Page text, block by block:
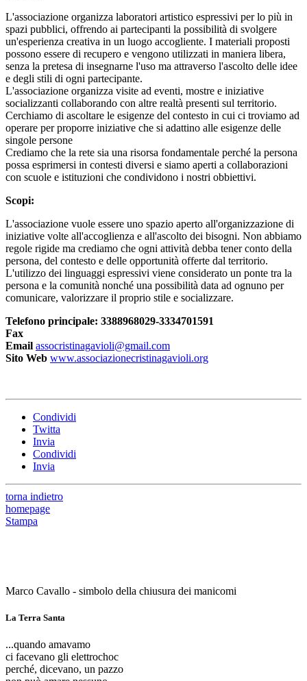
L'associazione organizza laboratori artistico espressivi per lo più in
spazi pubblici, offrendo ai partecipanti la possibilità di svolgere
un'esperienza creativa in un luogo accogliente. I materiali proposti
possono essere di recupero e vengono utilizzati in maniera libera,
senza la pretesa di insegnarne l'uso ma attraverso l'ascolto delle idee
e degli stili di ogni partecipante.
L'associazione organizza visite ad eventi, mostre e iniziative
socializzanti collaborando con altre realtà presenti sul territorio.
Cerchiamo di ascoltare le esigenze del contesto in cui ci troviamo ad
operare per proporre iniziative che si adattino alle esigenze delle
singole persone
Crediamo che la rete sia una risorsa fondamentale perché la persona
possa esprimersi in contesti diversi e siamo aperti a collaborazioni
con scuole e istituzioni che condividono i nostri obbiettivi.
Scopi:
L'associazione vuole essere uno spazio aperto all'organizzazione di
iniziative volte all'accoglienza e all'ascolto dei bisogni. Non abbiamo
regole rigide ma crediamo che ogni attività debba tener conto della
persona, del contesto e delle opportunità offerte dal territorio.
L'utilizzo dei linguaggi espressivi viene considerato un ponte tra la
persona e la comunità nonché una possibilità data ad ognuno per
comunicare, valorizzare il proprio stile e socializzare.
Telefono principale: 3388968029-3334701591
Fax
Email assocristinagavioli@gmail.com
Sito Web www.associazionecristinagavioli.org
Condividi
Twitta
Invia
Condividi
Invia
torna indietro
homepage
Stampa
Marco Cavallo - simbolo della chiusura dei manicomi
La Terra Santa
...quando amavamo
ci facevano gli elettrochoc
perché, dicevano, un pazzo